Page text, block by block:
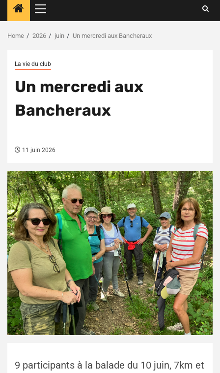
Primary
Menu
Home 2026 juin Un mercredi aux Bancheraux
La vie du club
Un mercredi aux
Bancheraux
11 juin 2026
9 participants à la balade du 10 juin, 7km et